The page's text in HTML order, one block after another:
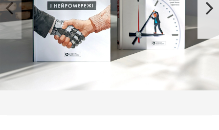
ИИ;
О преимуществах технологий искусственного
интеллекта, а также практические советы по
использованию этих технологий во благо бизнеса
и общества.
Комплект из двух сборников саммари «Тайм-